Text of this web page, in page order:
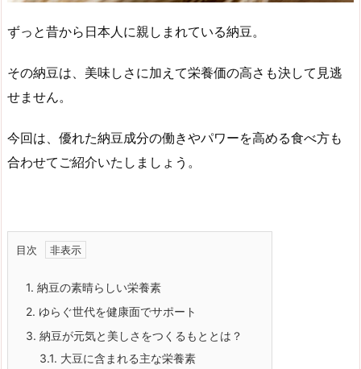
ずっと昔から日本人に親しまれている納豆。
その納豆は、美味しさに加えて栄養価の高さも決して見逃
せません。
今回は、優れた納豆成分の働きやパワーを高める食べ方も
合わせてご紹介いたしましょう。
目次
1. 納豆の素晴らしい栄養素
2. ゆらぐ世代を健康面でサポート
3. 納豆が元気と美しさをつくるもととは？
3.1. 大豆に含まれる主な栄養素